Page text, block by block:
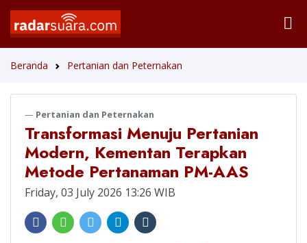
Beranda Pertanian dan Peternakan
Pertanian dan Peternakan
Transformasi Menuju Pertanian
Modern, Kementan Terapkan
Metode Pertanaman PM-AAS
Friday, 03 July 2026 13:26 WIB